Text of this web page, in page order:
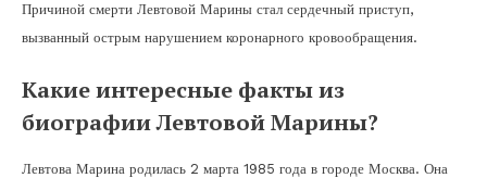
Причиной смерти Левтовой Марины стал сердечный приступ,
вызванный острым нарушением коронарного кровообращения.
Какие интересные факты из
биографии Левтовой Марины?
Левтова Марина родилась 2 марта 1985 года в городе Москва. Она